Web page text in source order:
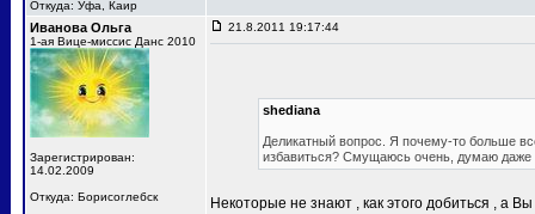
Откуда: Уфа, Каир
Иванова Ольга
1-ая Вице-миссис Данс 2010
Зарегистрирован:
14.02.2009
Откуда: Борисоглебск
21.8.2011 19:17:44
shediana
Деликатный вопрос. Я почему-то больше
избавиться? Смущаюсь очень, думаю даже
Некоторые не знают , как этого добиться , а